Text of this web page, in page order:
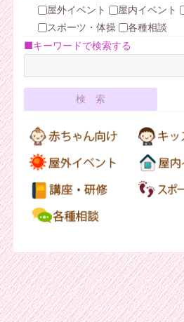
屋外イベント
屋内イベント
スポーツ・体操
各種相談
■キーワードで検索する